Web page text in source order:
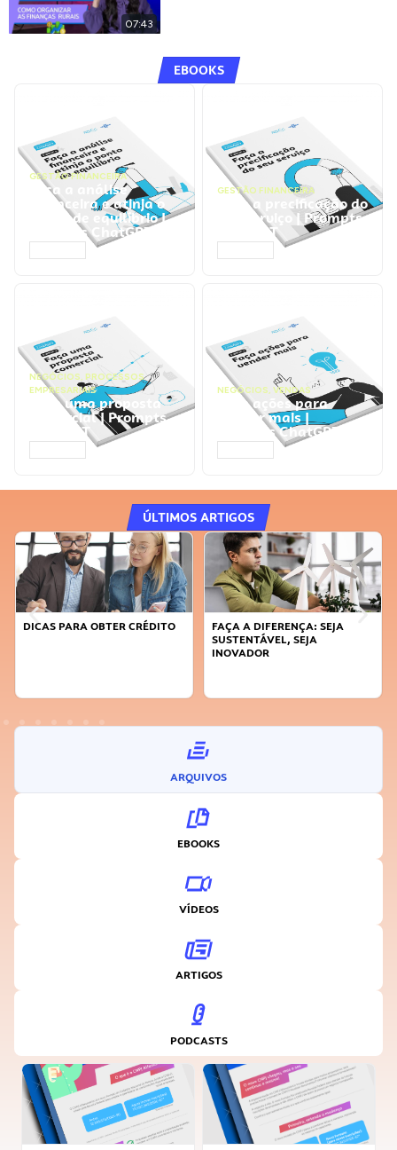
07:43
EBOOKS
GESTÃO FINANCEIRA
Faça a análise
financeira e atinja o
ponto de equilíbrio |
Prompts ChatGPT
GESTÃO FINANCEIRA
Faça a precificação do
seu serviço | Prompts
ChatGPT
NEGÓCIOS, PROCESSOS
EMPRESARIAIS
Faça uma proposta
comercial | Prompts
ChatGPT
NEGÓCIOS, VENDAS
Faça ações para
vender mais |
Prompts ChatGPT
ÚLTIMOS ARTIGOS
DICAS PARA OBTER CRÉDITO
FAÇA A DIFERENÇA: SEJA
SUSTENTÁVEL, SEJA
INOVADOR
ARQUIVOS
EBOOKS
VÍDEOS
ARTIGOS
PODCASTS